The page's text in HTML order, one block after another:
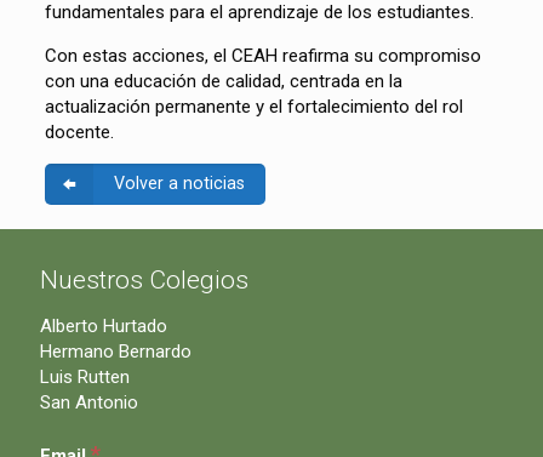
fundamentales para el aprendizaje de los estudiantes.
Con estas acciones, el CEAH reafirma su compromiso
con una educación de calidad, centrada en la
actualización permanente y el fortalecimiento del rol
docente.
Volver a noticias
Nuestros Colegios
Alberto Hurtado
Hermano Bernardo
Luis Rutten
San Antonio